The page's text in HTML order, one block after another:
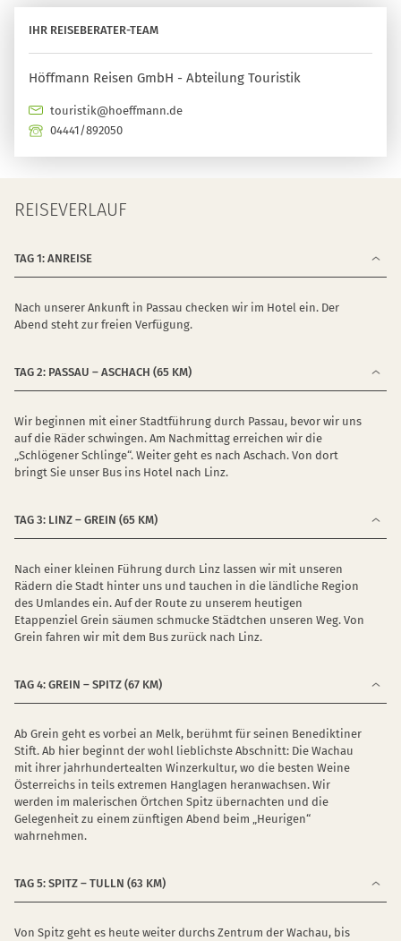
IHR REISEBERATER-TEAM
Höffmann Reisen GmbH - Abteilung Touristik
touristik@hoeffmann.de
04441/892050
REISEVERLAUF
TAG 1: ANREISE
Nach unserer Ankunft in Passau checken wir im Hotel ein. Der
Abend steht zur freien Verfügung.
TAG 2: PASSAU – ASCHACH (65 KM)
Wir beginnen mit einer Stadtführung durch Passau, bevor wir uns
auf die Räder schwingen. Am Nachmittag erreichen wir die
„Schlögener Schlinge“. Weiter geht es nach Aschach. Von dort
bringt Sie unser Bus ins Hotel nach Linz.
TAG 3: LINZ – GREIN (65 KM)
Nach einer kleinen Führung durch Linz lassen wir mit unseren
Rädern die Stadt hinter uns und tauchen in die ländliche Region
des Umlandes ein. Auf der Route zu unserem heutigen
Etappenziel Grein säumen schmucke Städtchen unseren Weg. Von
Grein fahren wir mit dem Bus zurück nach Linz.
TAG 4: GREIN – SPITZ (67 KM)
Ab Grein geht es vorbei an Melk, berühmt für seinen Benediktiner
Stift. Ab hier beginnt der wohl lieblichste Abschnitt: Die Wachau
mit ihrer jahrhundertealten Winzerkultur, wo die besten Weine
Österreichs in teils extremen Hanglagen heranwachsen. Wir
werden im malerischen Örtchen Spitz übernachten und die
Gelegenheit zu einem zünftigen Abend beim „Heurigen“
wahrnehmen.
TAG 5: SPITZ – TULLN (63 KM)
Von Spitz geht es heute weiter durchs Zentrum der Wachau, bis